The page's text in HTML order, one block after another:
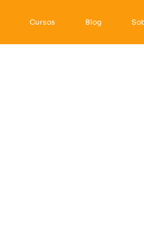
Cursos Blog